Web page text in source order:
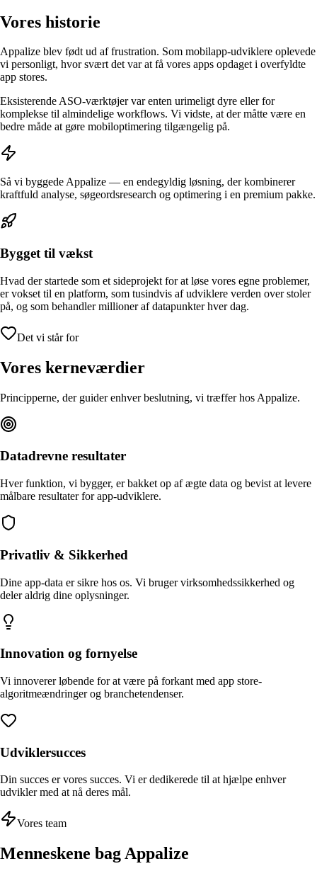
Vores historie
Appalize blev født ud af frustration. Som mobilapp-udviklere oplevede
vi personligt, hvor svært det var at få vores apps opdaget i overfyldte
app stores.
Eksisterende ASO-værktøjer var enten urimeligt dyre eller for
komplekse til almindelige workflows. Vi vidste, at der måtte være en
bedre måde at gøre mobiloptimering tilgængelig på.
Så vi byggede Appalize — en endegyldig løsning, der kombinerer
kraftfuld analyse, søgeordsresearch og optimering i en premium pakke.
Bygget til vækst
Hvad der startede som et sideprojekt for at løse vores egne problemer,
er vokset til en platform, som tusindvis af udviklere verden over stoler
på, og som behandler millioner af datapunkter hver dag.
Det vi står for
Vores kerneværdier
Principperne, der guider enhver beslutning, vi træffer hos Appalize.
Datadrevne resultater
Hver funktion, vi bygger, er bakket op af ægte data og bevist at levere
målbare resultater for app-udviklere.
Privatliv & Sikkerhed
Dine app-data er sikre hos os. Vi bruger virksomhedssikkerhed og
deler aldrig dine oplysninger.
Innovation og fornyelse
Vi innoverer løbende for at være på forkant med app store-
algoritmeændringer og branchetendenser.
Udviklersucces
Din succes er vores succes. Vi er dedikerede til at hjælpe enhver
udvikler med at nå deres mål.
Vores team
Menneskene bag Appalize